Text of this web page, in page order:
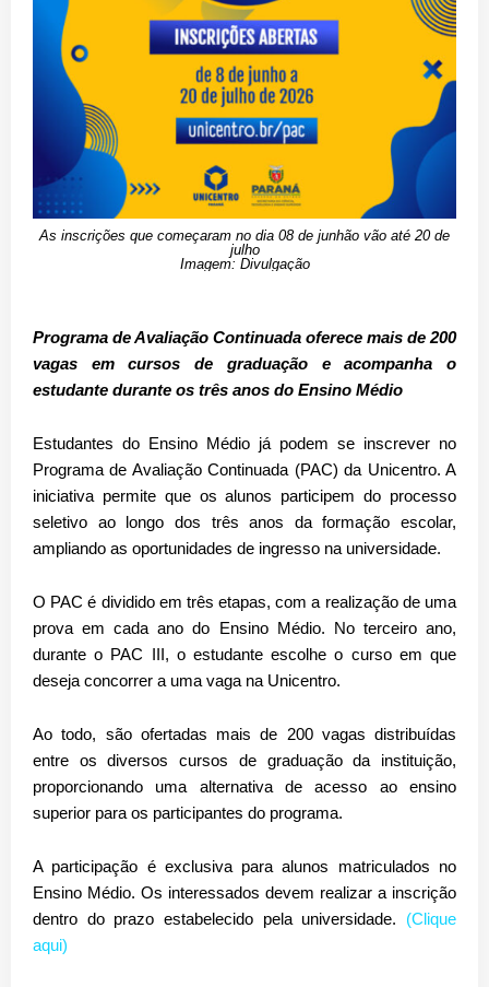
As inscrições que começaram no dia 08 de junhão vão até 20 de
julho
Imagem: Divulgação
Programa de Avaliação Continuada oferece mais de 200
vagas em cursos de graduação e acompanha o
estudante durante os três anos do Ensino Médio
Estudantes do Ensino Médio já podem se inscrever no
Programa de Avaliação Continuada (PAC) da Unicentro. A
iniciativa permite que os alunos participem do processo
seletivo ao longo dos três anos da formação escolar,
ampliando as oportunidades de ingresso na universidade.
O PAC é dividido em três etapas, com a realização de uma
prova em cada ano do Ensino Médio. No terceiro ano,
durante o PAC III, o estudante escolhe o curso em que
deseja concorrer a uma vaga na Unicentro.
Ao todo, são ofertadas mais de 200 vagas distribuídas
entre os diversos cursos de graduação da instituição,
proporcionando uma alternativa de acesso ao ensino
superior para os participantes do programa.
A participação é exclusiva para alunos matriculados no
Ensino Médio. Os interessados devem realizar a inscrição
dentro do prazo estabelecido pela universidade. (Clique
aqui)